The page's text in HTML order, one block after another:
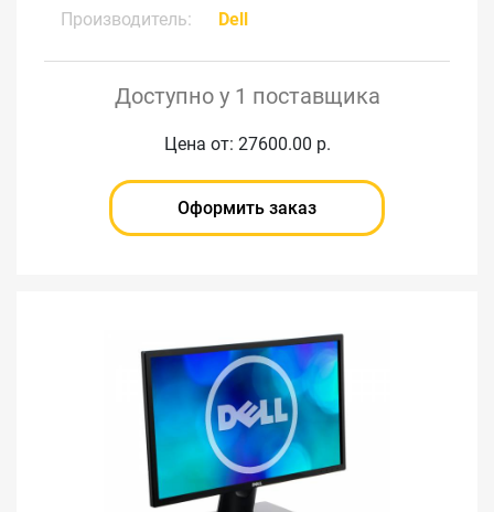
Производитель:
Dell
Доступно у 1 поставщика
Цена от: 27600.00 р.
Оформить заказ